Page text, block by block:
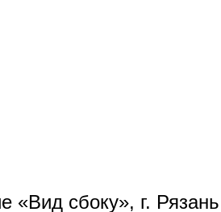
«Вид сбоку», г.